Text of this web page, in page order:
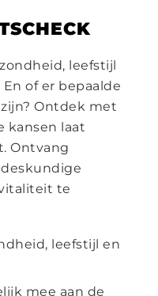
leefstijl
of er bepaalde
Ontdek met
kansen laat
Ontvang
te
leefstijl en
mee aan de